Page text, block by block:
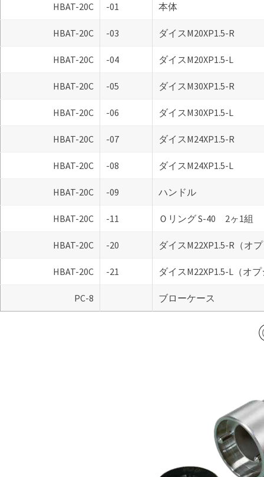
HBAT-20C -01 本体
HBAT-20C -03 ダイスM20XP1.5-R
HBAT-20C -04 ダイスM20XP1.5-L
HBAT-20C -05 ダイスM30XP1.5-R
HBAT-20C -06 ダイスM30XP1.5-L
HBAT-20C -07 ダイスM24XP1.5-R
HBAT-20C -08 ダイスM24XP1.5-L
HBAT-20C -09 ハンドル
HBAT-20C -11 Ｏリング S-40 2ヶ1組
HBAT-20C -20 ダイスM22XP1.5-R（オ
HBAT-20C -21 ダイスM22XP1.5-L（オ
PC-8 ブローケース